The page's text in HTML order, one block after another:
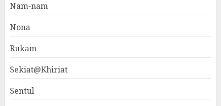
Nam-nam
Nona
Rukam
Sekiat@Khiriat
Sentul